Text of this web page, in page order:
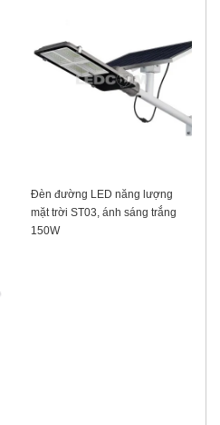
Đèn đường LED năng lượng
mặt trời ST03, ánh sáng trắng
150W